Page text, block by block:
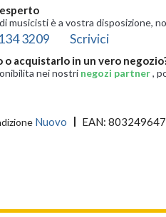
musicisti è a vostra disposizione,
3209 Scrivici
o acquistarlo in un vero
nei nostri negozi partner,
Nuovo EAN: